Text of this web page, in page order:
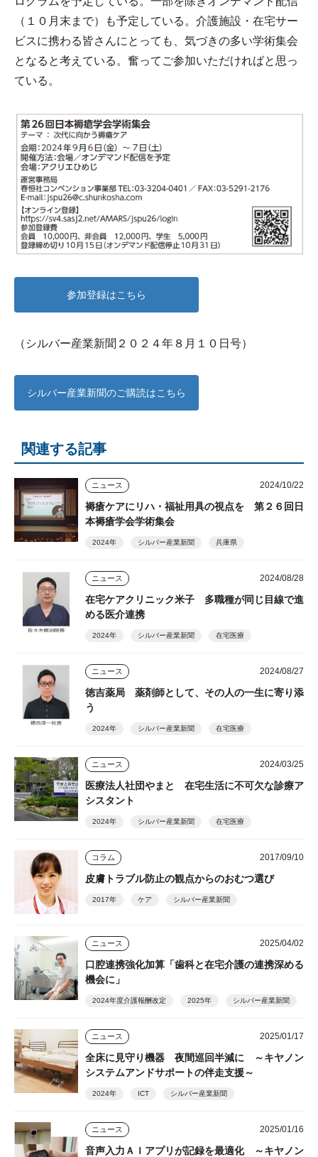
（１０月末まで）も予定している。介護施設・在宅サー
ビスに携わる皆さんにとっても、気づきの多い学術集会
となると考えている。奮ってご参加いただければと思っ
ている。
参加登録はこちら
（シルバー産業新聞２０２４年８月１０日号）
シルバー産業新聞のご購読はこちら
関連する記事
ニュース 2024/10/22
褥瘡ケアにリハ・福祉用具の視点を 第２６回日
本褥瘡学会学術集会
2024年 シルバー産業新聞 兵庫県
ニュース 2024/08/28
在宅ケアクリニック米子 多職種が同じ目線で進
める医介連携
2024年 シルバー産業新聞 在宅医療
ニュース 2024/08/27
徳吉薬局 薬剤師として、その人の一生に寄り添
う
2024年 シルバー産業新聞 在宅医療
ニュース 2024/03/25
医療法人社団やまと 在宅生活に不可欠な診療ア
シスタント
2024年 シルバー産業新聞 在宅医療
コラム 2017/09/10
皮膚トラブル防止の観点からのおむつ選び
2017年 ケア シルバー産業新聞
ニュース 2025/04/02
口腔連携強化加算「歯科と在宅介護の連携深める
機会に」
2024年度介護報酬改定 2025年 シルバー産業新聞
ニュース 2025/01/17
全床に見守り機器 夜間巡回半減に ～キヤノン
システムアンドサポートの伴走支援～
2024年 ICT シルバー産業新聞
ニュース 2025/01/16
音声入力ＡＩアプリが記録を最適化 ～キヤノン